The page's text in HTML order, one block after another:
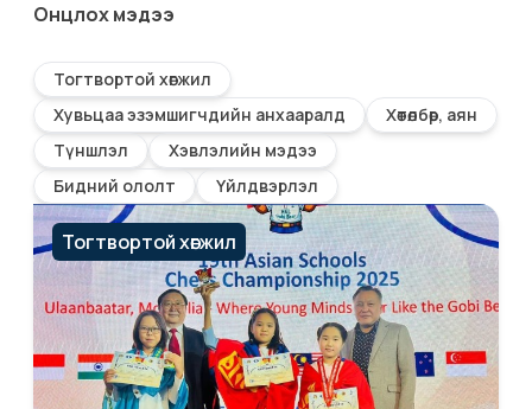
Онцлох мэдээ
Тогтвортой хөгжил
Хувьцаа эзэмшигчдийн анхааралд
Хөтөлбөр, аян
Түншлэл
Хэвлэлийн мэдээ
Бидний ололт
Үйлдвэрлэл
Тогтвортой хөгжил